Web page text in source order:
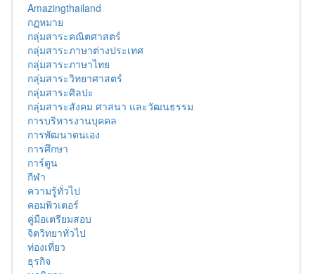
Amazingthailand
กฏหมาย
กลุ่มสาระคณิตศาสตร์
กลุ่มสาระภาษาต่างประเทศ
กลุ่มสาระภาษาไทย
กลุ่มสาระวิทยาศาสตร์
กลุ่มสาระศิลปะ
กลุ่มสาระสังคม ศาสนา และวัฒนธรรม
การบริหารงานบุคคล
การพัฒนาตนเอง
การศึกษา
การ์ตูน
กีฬา
ความรู้ทั่วไป
คอมพิวเตอร์
คู่มือเตรียมสอบ
จิตวิทยาทั่วไป
ท่องเที่ยว
ธุรกิจ